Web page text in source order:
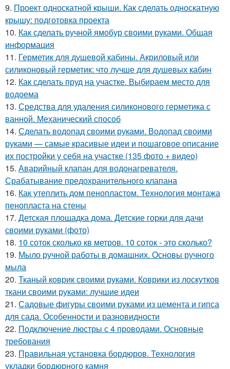
9. Проект односкатной крыши. Как сделать односкатную
крышу: подготовка проекта
10. Как сделать ручной ямобур своими руками. Общая
информация
11. Герметик для душевой кабины. Акриловый или
силиконовый герметик: что лучше для душевых кабин
12. Как сделать пруд на участке. Выбираем место для
водоема
13. Средства для удаления силиконового герметика с
ванной. Механический способ
14. Сделать водопад своими руками. Водопад своими
руками — самые красивые идеи и пошаговое описание
их постройки у себя на участке (135 фото + видео)
15. Аварийный клапан для водонагревателя.
Срабатывание предохранительного клапана
16. Как утеплить дом пенопластом. Технология монтажа
пенопласта на стены
17. Детская площадка дома. Детские горки для дачи
своими руками (фото)
18. 10 соток сколько кв метров. 10 соток - это сколько?
19. Мыло ручной работы в домашних. Основы ручного
мыла
20. Тканый коврик своими руками. Коврики из лоскутков
ткани своими руками: лучшие идеи
21. Садовые фигуры своими руками из цемента и гипса
для сада. Особенности и разновидности
22. Подключение люстры с 4 проводами. Основные
требования
23. Правильная установка бордюров. Технология
укладки бордюрного камня